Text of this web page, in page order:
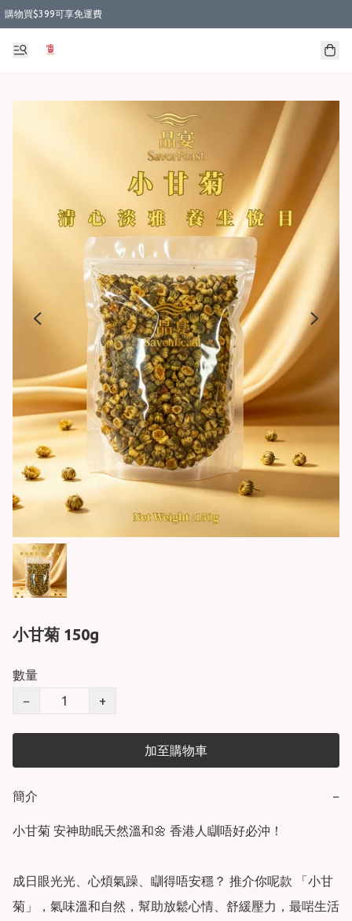
購物買$399可享免運費
小甘菊 150g
數量
−
+
加至購物車
簡介 −
小甘菊 安神助眠天然溫和🌼 香港人瞓唔好必沖！
成日眼光光、心煩氣躁、瞓得唔安穩？ 推介你呢款 「小甘
菊」，氣味溫和自然，幫助放鬆心情、舒緩壓力，最啱生活